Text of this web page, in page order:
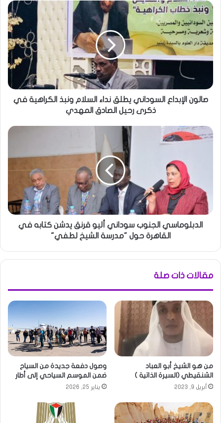
صالون الإبداع السوداني يطلق نداء السلام ونبذ الكراهية في
ذكرى رحيل الصادق المهدي
الدبلوماسي الجنوب سوداني أليو قرنق يدشن كتابه في
القاهرة حول "مدرسة الشيخ لطفي"
مقالات ذات صلة
من هو الشيخ أبو العباد
الشنقيطي (السيرة الذاتية )
أبريل 9, 2023
وصول دفعة جديدة من السياح
ضمن الموسم السياحي إلى أطار
يناير 25, 2026